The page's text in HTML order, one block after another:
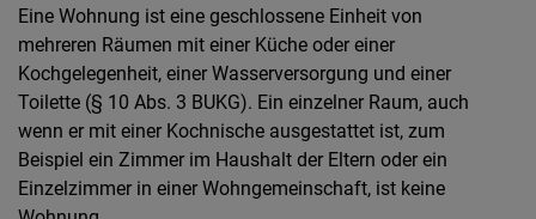
Eine Wohnung ist eine geschlossene Einheit von
mehreren Räumen mit einer Küche oder einer
Kochgelegenheit, einer Wasserversorgung und einer
Toilette (§ 10 Abs. 3 BUKG). Ein einzelner Raum, auch
wenn er mit einer Kochnische ausgestattet ist, zum
Beispiel ein Zimmer im Haushalt der Eltern oder ein
Einzelzimmer in einer Wohngemeinschaft, ist keine